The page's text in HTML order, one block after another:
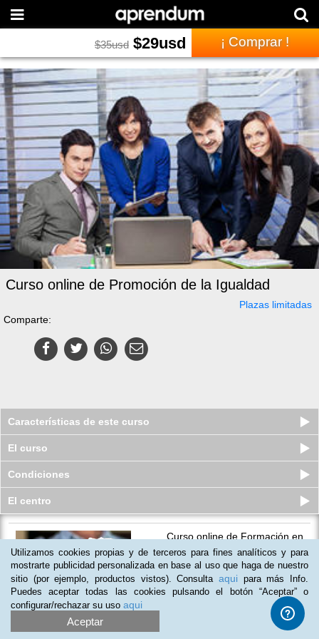
$35usd $29usd ¡ Comprar !
Curso online de Promoción de la Igualdad
Plazas limitadas
Comparte:
Características de este curso
El curso
Condiciones
El centro
Curso online de Formación en
Promoción de la Igualdad
Plazas limitadas
55 $39usd
Utilizamos cookies propias y de terceros para fines analíticos y para
mostrarte publicidad personalizada en base al uso que haga de nuestro
sitio (por ejemplo, productos vistos). Consulta aqui para más Info.
Puedes aceptar todas las cookies pulsando el botón “Aceptar” o
configurar/rechazar su uso aqui
Aceptar